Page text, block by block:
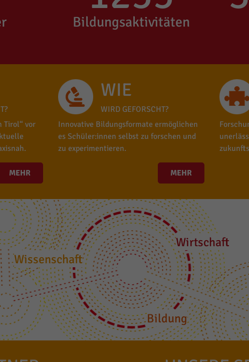
Bildungsaktivitäten
Tirol“ vor
MEHR
WIE
WIRD GEFORSCHT?
Innovative Bildungsformate ermöglichen
es Schüler:innen selbst zu forschen und
zu experimentieren.
MEHR
Wirtschaft
Wissenschaft
Bildung